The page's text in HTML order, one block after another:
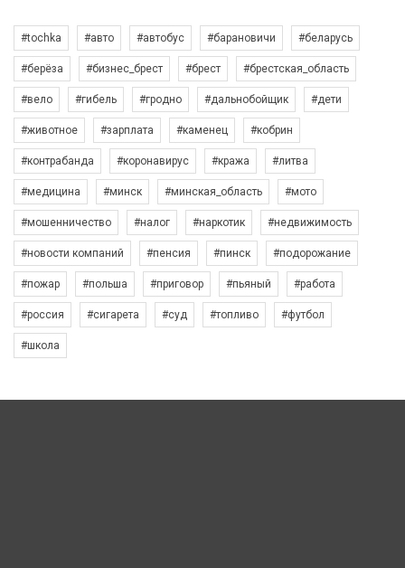
#tochka #авто #автобус #барановичи #беларусь
#берёза #бизнес_брест #брест #брестская_область
#вело #гибель #гродно #дальнобойщик #дети
#животное #зарплата #каменец #кобрин
#контрабанда #коронавирус #кража #литва
#медицина #минск #минская_область #мото
#мошенничество #налог #наркотик #недвижимость
#новости компаний #пенсия #пинск #подорожание
#пожар #польша #приговор #пьяный #работа
#россия #сигарета #суд #топливо #футбол
#школа